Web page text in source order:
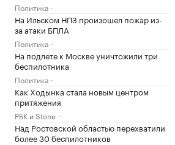
Политика
На Ильском НПЗ произошел пожар из-
за атаки БПЛА
Политика
На подлете к Москве уничтожили три
беспилотника
Политика
Как Ходынка стала новым центром
притяжения
РБК и Stone
Над Ростовской областью перехватили
более 30 беспилотников